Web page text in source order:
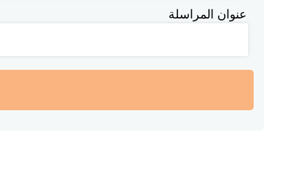
عنوان المراسلة